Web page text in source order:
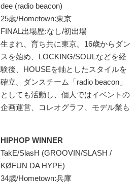
dee (radio beacon)
25歳/Hometown:東京
FINAL出場歴:なし/初出場
生まれ、育ち共に東京。16歳からダン
スを始め、LOCKING/SOULなどを経
験後、HOUSEを軸としたスタイルを
確立。ダンスチーム「radio beacon」
としても活動し、個人ではイベントの
企画運営、コレオグラフ、モデル業も
HIPHOP WINNER
TakE/SlasH (GROOVIN/SLASH /
KØFUN DA HYPE)
34歳/Hometown:兵庫